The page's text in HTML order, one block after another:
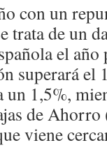
con un
trata de un
el
superará el
un 1,5%,
de Ahorro
viene